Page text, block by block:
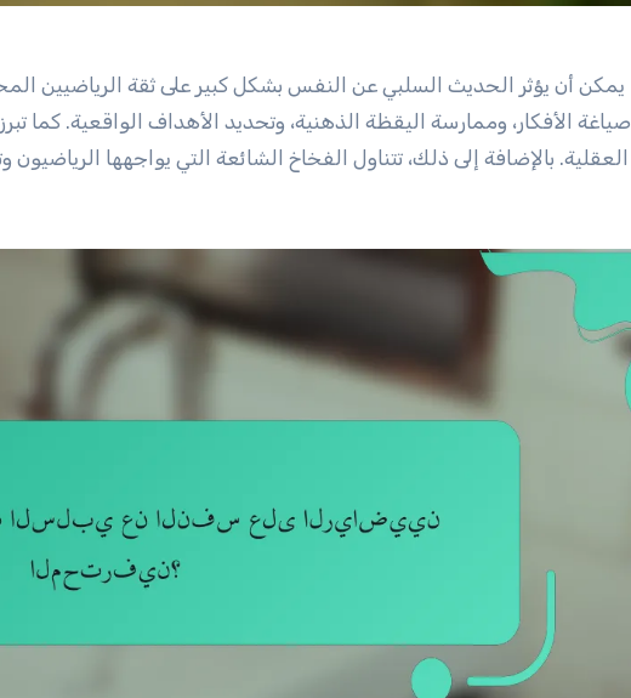
يمكن أن يؤثر الحديث السلبي عن النفس بشكل كبير على ثقة الرياضيين
صياغة الأفكار، وممارسة اليقظة الذهنية، وتحديد الأهداف الواقعية. كما
العقلية. بالإضافة إلى ذلك، تتناول الفخاخ الشائعة التي يواجهها